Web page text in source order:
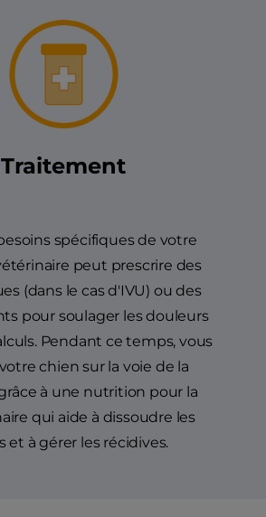
Traitement
spécifiques de votre
peut prescrire des
(dans le cas d'IVU) ou des
pour soulager les douleurs
Pendant ce temps, vous
chien sur la voie de la
à une nutrition pour la
qui aide à dissoudre les
et à gérer les récidives.